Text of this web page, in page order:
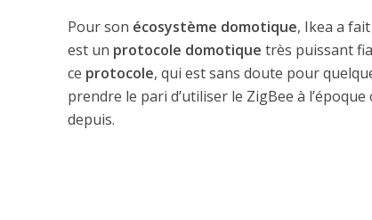
Pour son écosystème domotique, Ikea a
est un protocole domotique très puissant
ce protocole, qui est sans doute pour
prendre le pari d’utiliser le ZigBee à
depuis.